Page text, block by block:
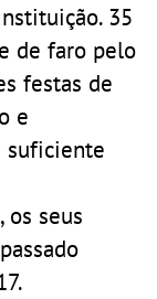
35
de faro pelo
festas de
e
suficiente
seus